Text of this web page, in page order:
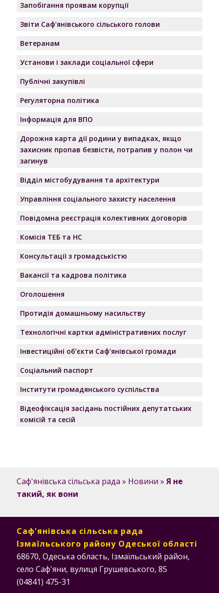
Запобігання проявам корупції
Звіти Саф’янівського сільського голови
Ветеранам
Установи і заклади соціальної сфери
Публічні закупівлі
Регуляторна політика
Інформація для ВПО
Дорожня карта дії родини у випадках, якщо
захисник пропав безвісти, потрапив у полон чи
загинув
Відділ містобудування та архітектури
Управління соціального захисту населення
Повідомна реєстрація колективних договорів
Комісія ТЕБ та НС
Консультації з громадськістю
Вакансії та кадрова політика
Оголошення
Протидія домашньому насильству
Технологічні картки адміністративних послуг
Інвестиційні об’єкти Саф’янівської громади
Соціальний паспорт
Інститути громадянського суспільства
Відеофіксація засідань постійних депутатських
комісій та сесій
Саф'янівська сільська рада » Новини » Я не
такий, як вони
Саф'янівська сільська рада
Ізмаїльського району Одеської області
68670, Одеська область, Ізмаїльський район,
село Саф'яни, вулиця Грушевського, 85
(04841) 475-31